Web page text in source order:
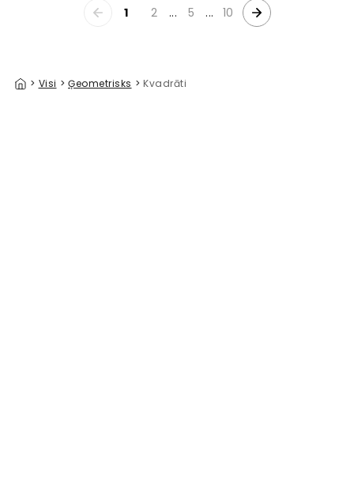
1 2 ... 5 ... 10
> Visi > Ģeometrisks > Kvadrāti